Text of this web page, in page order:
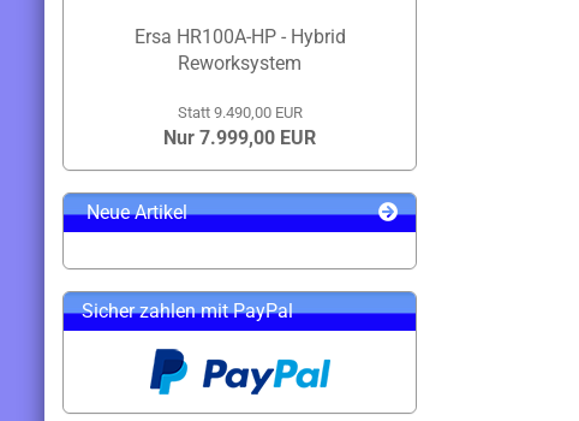
Ersa HR100A-HP - Hybrid
Reworksystem
Statt 9.490,00 EUR
Nur 7.999,00 EUR
Neue Artikel
Sicher zahlen mit PayPal